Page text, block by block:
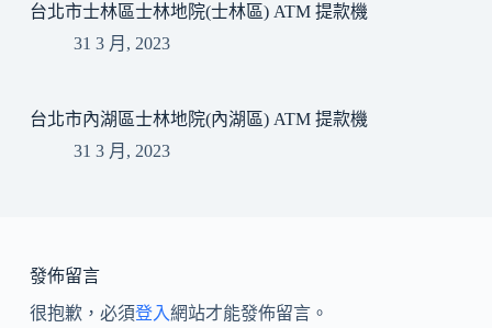
台北市士林區士林地院(士林區) ATM 提款機
31 3 月, 2023
台北市內湖區士林地院(內湖區) ATM 提款機
31 3 月, 2023
發佈留言
很抱歉，必須登入網站才能發佈留言。